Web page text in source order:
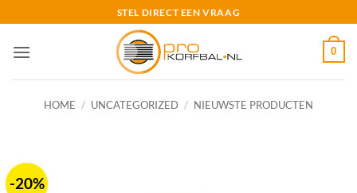
naar
inhoud
STEL DIRECT EEN VRAAG
0
HOME / UNCATEGORIZED / NIEUWSTE PRODUCTEN
-20%